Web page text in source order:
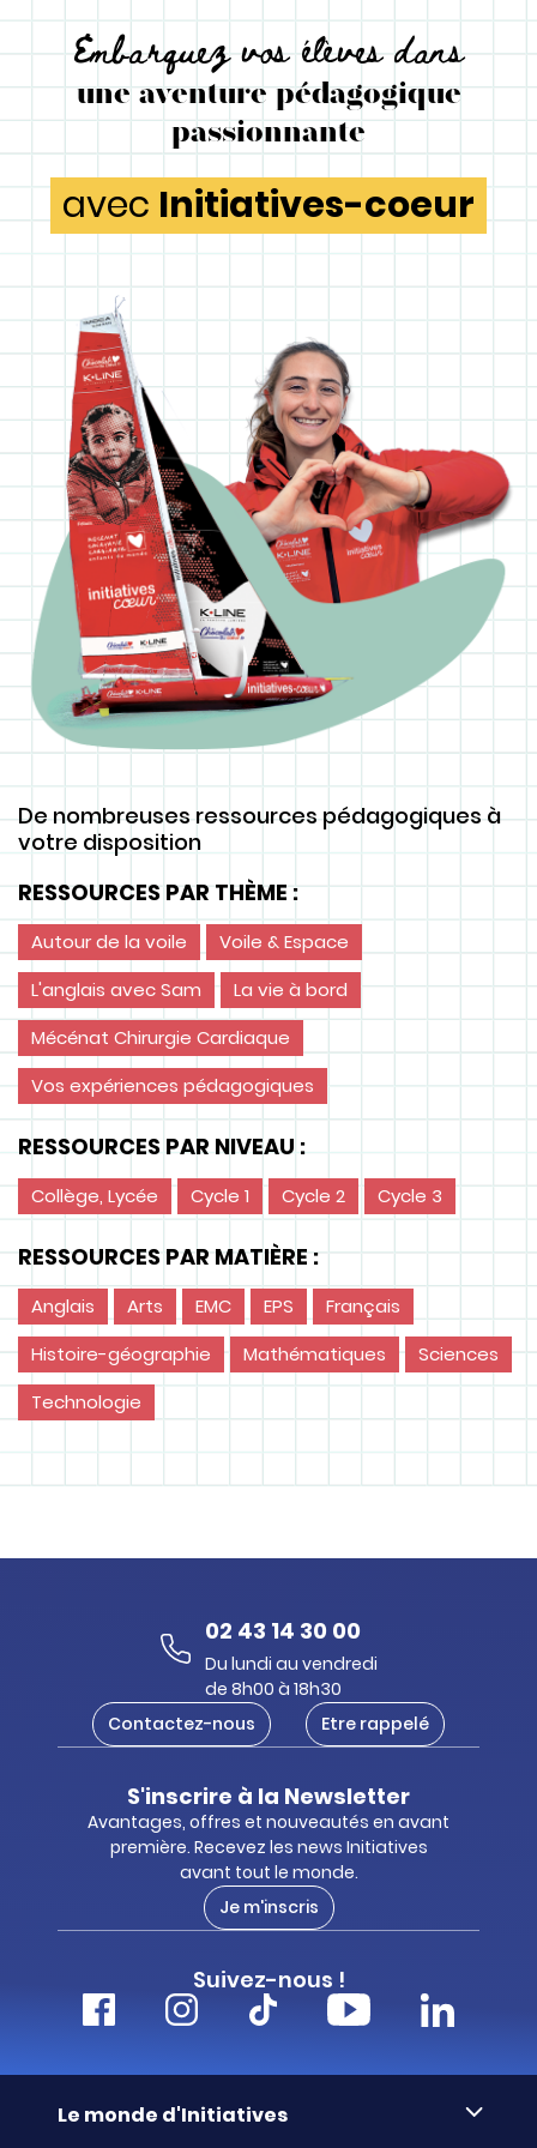
Embarquez vos élèves dans
une aventure pédagogique
passionnante
avec Initiatives-coeur
De nombreuses ressources pédagogiques à
votre disposition
RESSOURCES PAR THÈME :
Autour de la voile
Voile & Espace
L'anglais avec Sam
La vie à bord
Mécénat Chirurgie Cardiaque
Vos expériences pédagogiques
RESSOURCES PAR NIVEAU :
Collège, Lycée Cycle 1 Cycle 2 Cycle 3
RESSOURCES PAR MATIÈRE :
Anglais Arts EMC EPS
Français
Histoire-géographie
Mathématiques
Sciences
Technologie
02 43 14 30 00
Du lundi au vendredi
de 8h00 à 18h30
Contactez-nous
Etre rappelé
S'inscrire à la Newsletter
Avantages, offres et nouveautés en avant
première. Recevez les news Initiatives
avant tout le monde.
Je m'inscris
Suivez-nous !
Le monde d'Initiatives